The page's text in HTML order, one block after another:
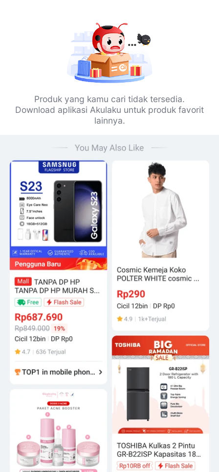
Produk yang kamu cari tidak tersedia.
Download aplikasi Akulaku untuk produk favorit
lainnya.